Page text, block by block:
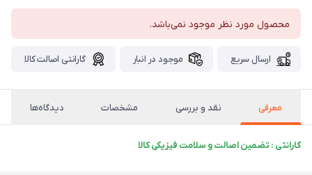
محصول مورد نظر موجود نمی‌باشد.
ارسال سریع موجود در انبار گارانتی اصالت کالا
معرفی نقد و بررسی مشخصات دیدگاه‌ها
گارانتی : تضمین اصالت و سلامت فیزیکی کالا